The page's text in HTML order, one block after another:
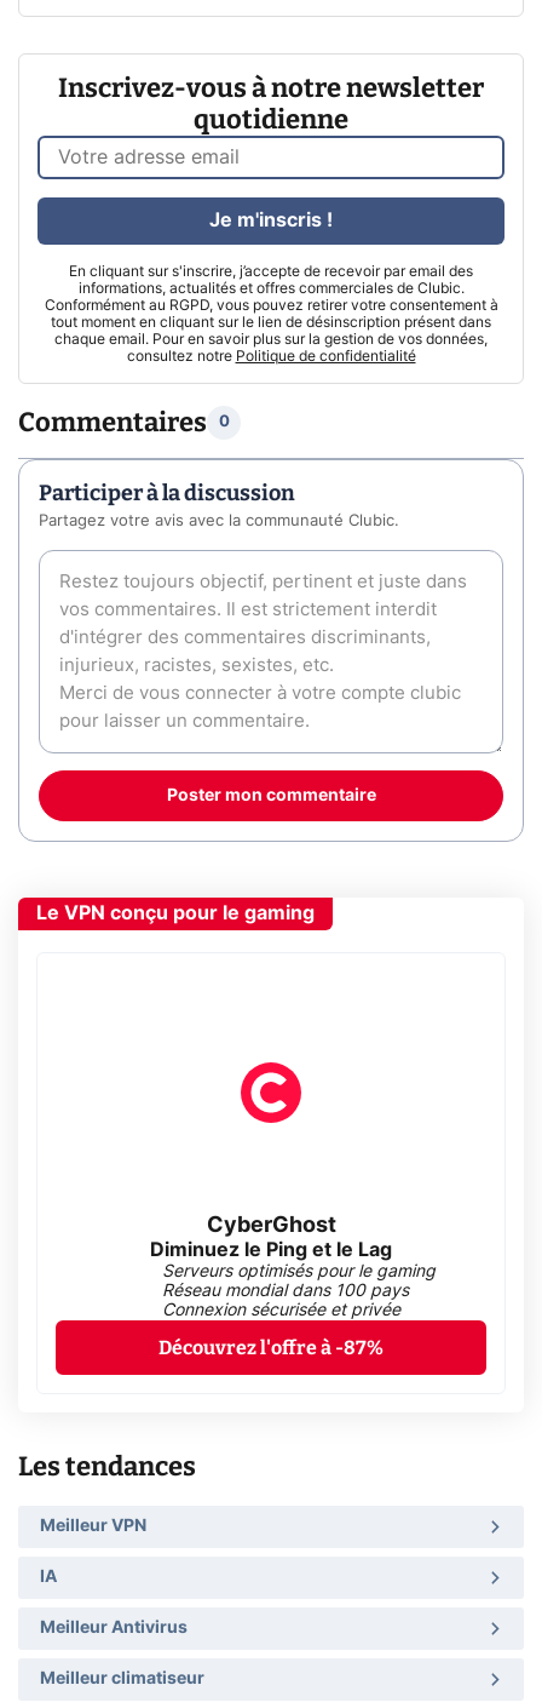
Inscrivez-vous à notre newsletter
quotidienne
En cliquant sur s'inscrire, j’accepte de recevoir par email des
informations, actualités et offres commerciales de Clubic.
Conformément au RGPD, vous pouvez retirer votre consentement à
tout moment en cliquant sur le lien de désinscription présent dans
chaque email. Pour en savoir plus sur la gestion de vos données,
consultez notre Politique de confidentialité
Je m'inscris !
Commentaires 0
Participer à la discussion
Partagez votre avis avec la communauté Clubic.
Poster mon commentaire
Le VPN conçu pour le gaming
CyberGhost
Diminuez le Ping et le Lag
Serveurs optimisés pour le gaming
Réseau mondial dans 100 pays
Connexion sécurisée et privée
Découvrez l'offre à -87%
Les tendances
Meilleur VPN
IA
Meilleur Antivirus
Meilleur climatiseur